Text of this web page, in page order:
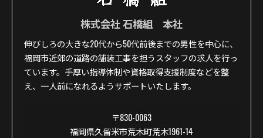
株式会社 石橋組 本社
伸びしろの大きな20代から50代前後までの男性を中心に、
福岡市近郊の道路の舗装工事を担うスタッフの求人を行っ
ています。手厚い指導体制や資格取得支援制度などを整
え、一人前になれるようサポートいたします。
〒830-0063
福岡県久留米市荒木町荒木1961-14